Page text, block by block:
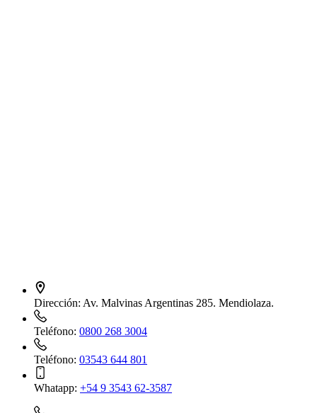
Dirección: Av. Malvinas Argentinas 285. Mendiolaza.
Teléfono: 0800 268 3004
Teléfono: 03543 644 801
Whatapp: +54 9 3543 62-3587